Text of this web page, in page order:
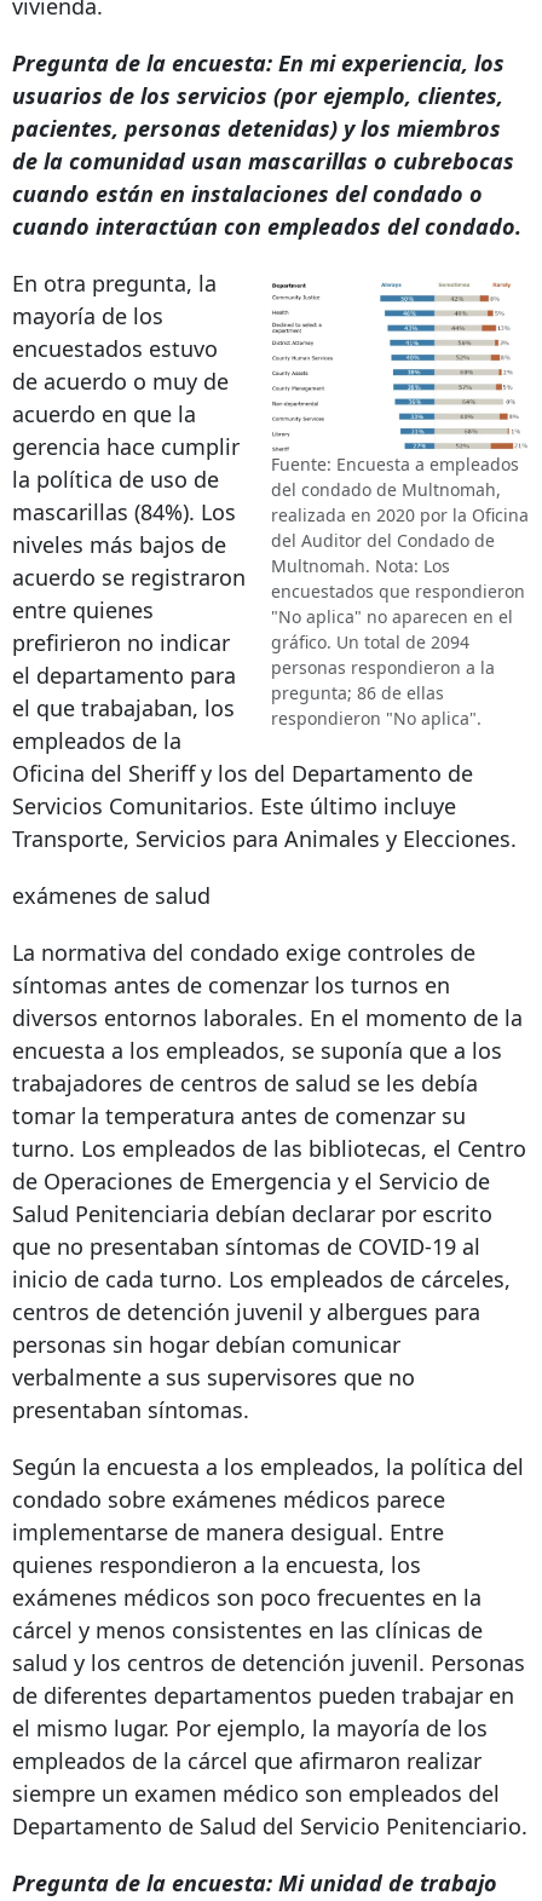
Pregunta de la encuesta: En mi experiencia, los
usuarios de los servicios (por ejemplo, clientes,
pacientes, personas detenidas) y los miembros
de la comunidad usan mascarillas o cubrebocas
cuando están en instalaciones del condado o
cuando interactúan con empleados del condado.
Fuente: Encuesta a empleados
del condado de Multnomah,
realizada en 2020 por la Oficina
del Auditor del Condado de
Multnomah. Nota: Los
encuestados que respondieron
"No aplica" no aparecen en el
gráfico. Un total de 2094
personas respondieron a la
pregunta; 86 de ellas
respondieron "No aplica".
En otra pregunta, la
mayoría de los
encuestados estuvo
de acuerdo o muy de
acuerdo en que la
gerencia hace cumplir
la política de uso de
mascarillas (84%). Los
niveles más bajos de
acuerdo se registraron
entre quienes
prefirieron no indicar
el departamento para
el que trabajaban, los
empleados de la
Oficina del Sheriff y los del Departamento de
Servicios Comunitarios. Este último incluye
Transporte, Servicios para Animales y Elecciones.
exámenes de salud
La normativa del condado exige controles de
síntomas antes de comenzar los turnos en
diversos entornos laborales. En el momento de la
encuesta a los empleados, se suponía que a los
trabajadores de centros de salud se les debía
tomar la temperatura antes de comenzar su
turno. Los empleados de las bibliotecas, el Centro
de Operaciones de Emergencia y el Servicio de
Salud Penitenciaria debían declarar por escrito
que no presentaban síntomas de COVID-19 al
inicio de cada turno. Los empleados de cárceles,
centros de detención juvenil y albergues para
personas sin hogar debían comunicar
verbalmente a sus supervisores que no
presentaban síntomas.
Según la encuesta a los empleados, la política del
condado sobre exámenes médicos parece
implementarse de manera desigual. Entre
quienes respondieron a la encuesta, los
exámenes médicos son poco frecuentes en la
cárcel y menos consistentes en las clínicas de
salud y los centros de detención juvenil. Personas
de diferentes departamentos pueden trabajar en
el mismo lugar. Por ejemplo, la mayoría de los
empleados de la cárcel que afirmaron realizar
siempre un examen médico son empleados del
Departamento de Salud del Servicio Penitenciario.
Pregunta de la encuesta: Mi unidad de trabajo